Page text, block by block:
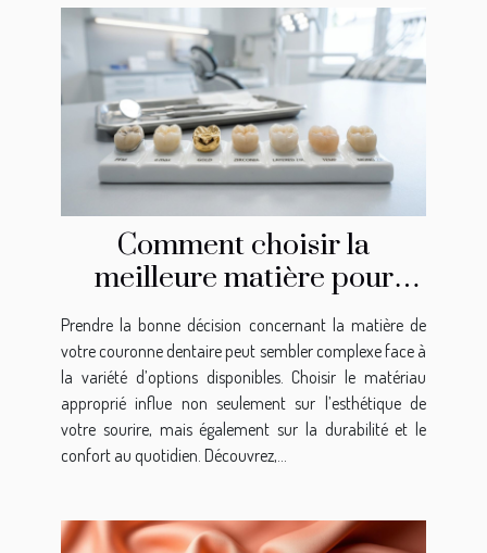
Comment choisir la
meilleure matière pour
votre couronne dentaire ?
Prendre la bonne décision concernant la matière de
votre couronne dentaire peut sembler complexe face à
la variété d’options disponibles. Choisir le matériau
approprié influe non seulement sur l’esthétique de
votre sourire, mais également sur la durabilité et le
confort au quotidien. Découvrez,...